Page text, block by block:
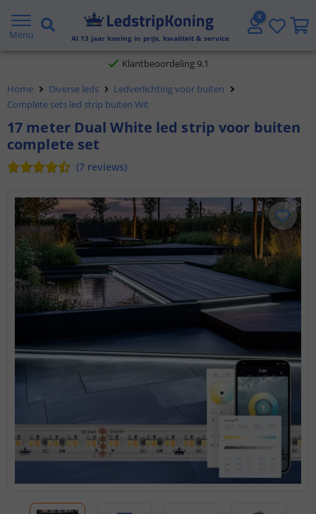
Menu Al 13 jaar koning in prijs, kwaliteit & service
Gratis verzending vanaf € 20,- NL en BE
Klantbeoordeling 9.1
Voor 23:45 uur besteld,morgen in huis
Home Diverse leds
Ledverlichting voor buiten
Complete sets led strip buiten Wit
17 meter Dual White led strip voor buiten
complete set
(7 reviews)